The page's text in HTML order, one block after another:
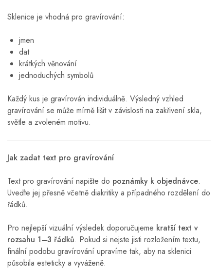
Sklenice je vhodná pro gravírování:
jmen
dat
krátkých věnování
jednoduchých symbolů
Každý kus je gravírován individuálně. Výsledný vzhled
gravírování se může mírně lišit v závislosti na zakřivení skla,
světle a zvoleném motivu.
Jak zadat text pro gravírování
Text pro gravírování napište do poznámky k objednávce.
Uveďte jej přesně včetně diakritiky a případného rozdělení do
řádků.
Pro nejlepší vizuální výsledek doporučujeme kratší text v
rozsahu 1–3 řádků. Pokud si nejste jisti rozložením textu,
finální podobu gravírování upravíme tak, aby na sklenici
působila esteticky a vyváženě.